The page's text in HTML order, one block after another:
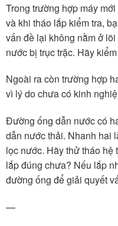
Trong trường hợp máy
và khi tháo lắp kiểm tra,
vấn đề lại không nằm ở
nước bị trục trặc. Hãy
Ngoài ra còn trường hợp
vì lý do chưa có kinh
Đường ống dẫn nước có
dẫn nước thải. Nhanh hai
lọc nước. Hãy thử tháo hệ
lắp đúng chưa? Nếu lắp
đường ống để giải quyết
—